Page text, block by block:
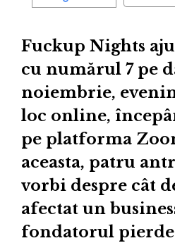
Fuckup Nights
cu numărul 7 pe
noiembrie,
loc online,
pe platforma
aceasta, patru
vorbi despre cât
afectat un
fondatorul